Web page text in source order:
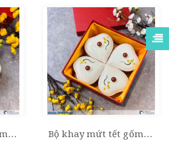
Bộ khay mứt tết gốm sứ bát tim 4 hũ sen đỏ
Bộ khay mứt tết gốm sứ bát tim 4 hũ sen xanh